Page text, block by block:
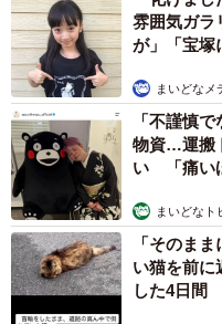
そうした気遣いを受け、
ながら、憎めないふてぶ
長していきました。
スコならではの「骨
た
スコティッシュフォール
る猫種。手足の関節がコ
いう病気を発症すること
雰囲気ガ
が」「宝塚
まいどなメ
「不謹慎
物資…運搬
い 「痛い
まいどなト
「そのま
い猫を前
した4日間